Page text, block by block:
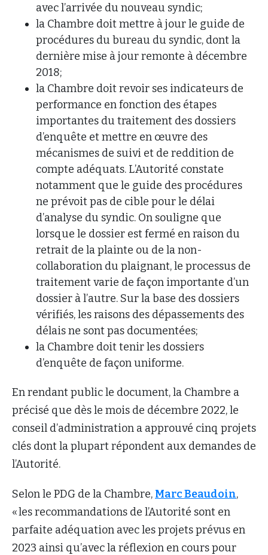
avec l’arrivée du nouveau syndic;
la Chambre doit mettre à jour le guide de
procédures du bureau du syndic, dont la
dernière mise à jour remonte à décembre
2018;
la Chambre doit revoir ses indicateurs de
performance en fonction des étapes
importantes du traitement des dossiers
d’enquête et mettre en œuvre des
mécanismes de suivi et de reddition de
compte adéquats. L’Autorité constate
notamment que le guide des procédures
ne prévoit pas de cible pour le délai
d’analyse du syndic. On souligne que
lorsque le dossier est fermé en raison du
retrait de la plainte ou de la non-
collaboration du plaignant, le processus de
traitement varie de façon importante d’un
dossier à l’autre. Sur la base des dossiers
vérifiés, les raisons des dépassements des
délais ne sont pas documentées;
la Chambre doit tenir les dossiers
d’enquête de façon uniforme.
En rendant public le document, la Chambre a
précisé que dès le mois de décembre 2022, le
conseil d’administration a approuvé cinq projets
clés dont la plupart répondent aux demandes de
l’Autorité.
Selon le PDG de la Chambre, Marc Beaudoin,
« les recommandations de l’Autorité sont en
parfaite adéquation avec les projets prévus en
2023 ainsi qu’avec la réflexion en cours pour